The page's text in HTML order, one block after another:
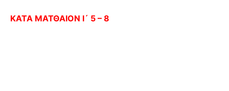
ΚΑΤΑ ΜΑΤΘΑΙΟΝ Ι´ 5 – 8